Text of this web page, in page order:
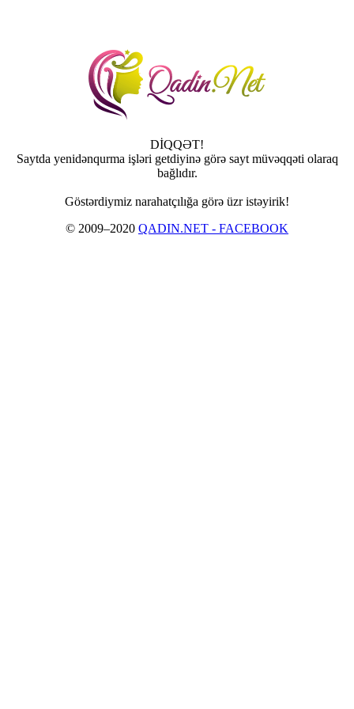
DİQQƏT!
Saytda yenidənqurma işləri getdiyinə görə sayt müvəqqəti olaraq
bağlıdır.
Göstərdiymiz narahatçılığa görə üzr istəyirik!
© 2009–2020 QADIN.NET - FACEBOOK